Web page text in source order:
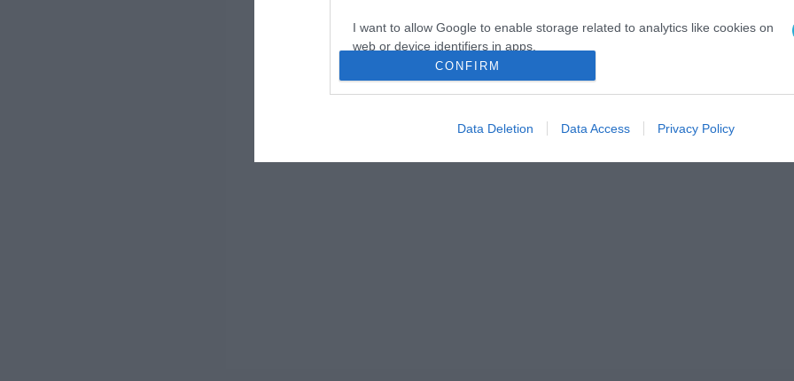
I want to allow Google to enable storage related to analytics like cookies on
web or device identifiers in apps.
I want to allow Google to enable storage related to functionality of the website
I want to allow Google to enable storage related to personalization.
CONFIRM
Data Deletion Data Access Privacy Policy